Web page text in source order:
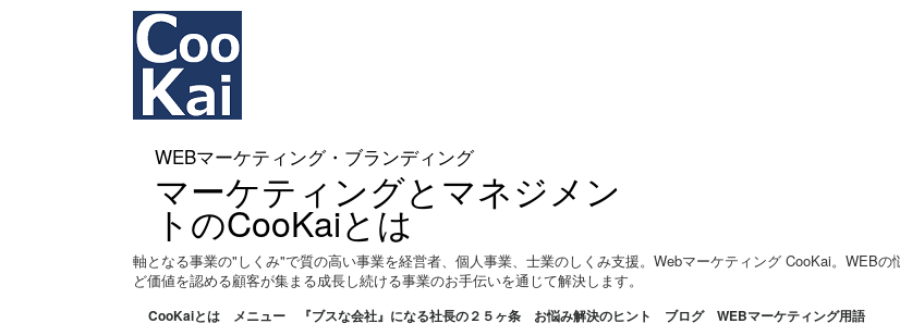
WEBマーケティング・ブランディング
マーケティングとマネジメン
トのCooKaiとは
軸となる事業の"しくみ"で質の高い事業を経営者、個人事業、士業のしくみ支援。Webマーケティング CooKai。WEB
ど価値を認める顧客が集まる成長し続ける事業のお手伝いを通じて解決します。
CooKaiとは メニュー 『ブスな会社』になる社長の２５ヶ条 お悩み解決のヒント ブログ WEBマーケティング用語